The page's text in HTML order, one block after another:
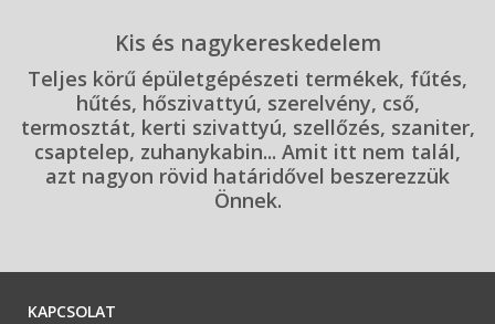
Kis és nagykereskedelem
Teljes körű épületgépészeti termékek, fűtés,
hűtés, hőszivattyú, szerelvény, cső,
termosztát, kerti szivattyú, szellőzés, szaniter,
csaptelep, zuhanykabin... Amit itt nem talál,
azt nagyon rövid határidővel beszerezzük
Önnek.
KAPCSOLAT